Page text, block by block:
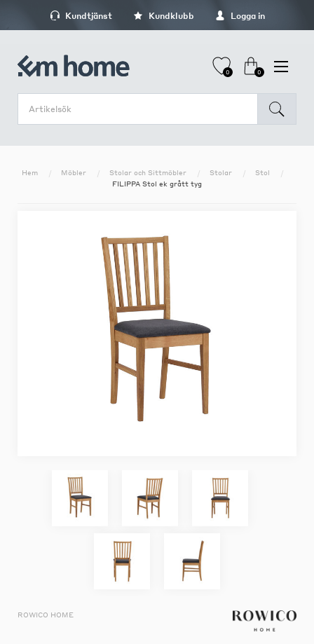
Kundtjänst Kundklubb Logga in
0 0
Hem Möbler Stolar och Sittmöbler Stolar
Stol
FILIPPA Stol ek grått tyg
ROWICO HOME